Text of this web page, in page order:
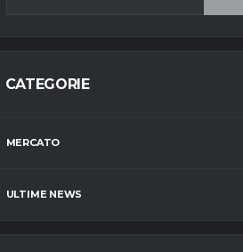
CATEGORIE
MERCATO
ULTIME NEWS